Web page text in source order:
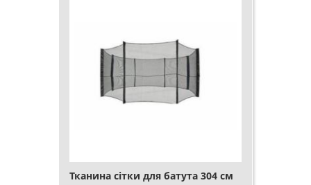
Тканина сітки для батута 304 см